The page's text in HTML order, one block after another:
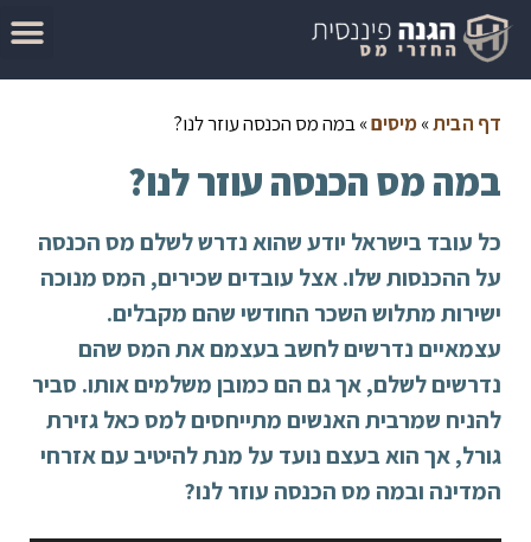
דף הבית»מיסים»במה מס הכנסה עוזר לנו?
במה מס הכנסה עוזר לנו?
כל עובד בישראל יודע שהוא נדרש לשלם מס הכנסה
על ההכנסות שלו. אצל עובדים שכירים, המס מנוכה
ישירות מתלוש השכר החודשי שהם מקבלים.
עצמאיים נדרשים לחשב בעצמם את המס שהם
נדרשים לשלם, אך גם הם כמובן משלמים אותו. סביר
להניח שמרבית האנשים מתייחסים למס כאל גזירת
גורל, אך הוא בעצם נועד על מנת להיטיב עם אזרחי
המדינה ובמה מס הכנסה עוזר לנו?